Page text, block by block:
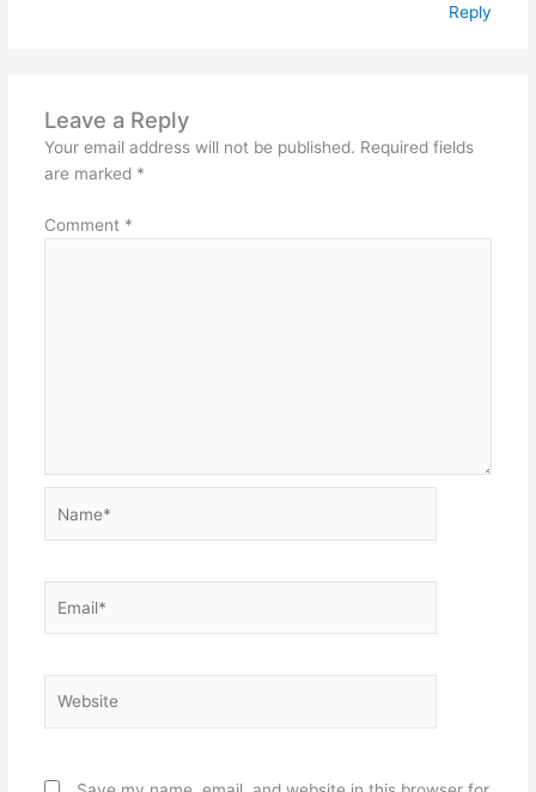
Reply
Leave a Reply
Your email address will not be published. Required fields
are marked *
Comment *